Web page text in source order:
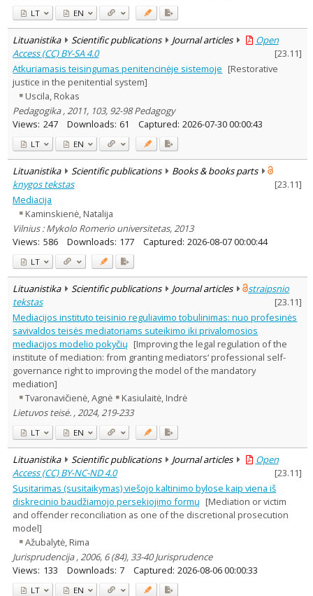
LT EN
Lituanistika Scientific publications Journal articles
Open
Access (CC) BY-SA 4.0
[23.11]
Atkuriamasis teisingumas penitencinėje sistemoje [Restorative
justice in the penitential system]
Uscila, Rokas
Pedagogika , 2011, 103, 92-98 Pedagogy
Views: 247 Downloads: 61 Captured: 2026-07-30 00:00:43
LT EN
Lituanistika Scientific publications
Books & books parts
knygos tekstas
[23.11]
Mediacija
Kaminskienė, Natalija
Vilnius : Mykolo Romerio universitetas, 2013
Views: 586 Downloads: 177 Captured: 2026-08-07 00:00:44
LT
Lituanistika Scientific publications Journal articles
straipsnio
tekstas
[23.11]
Mediacijos instituto teisinio reguliavimo tobulinimas: nuo profesinės
savivaldos teisės mediatoriams suteikimo iki privalomosios
mediacijos modelio pokyčių [Improving the legal regulation of the
institute of mediation: from granting mediators‘ professional self-
governance right to improving the model of the mandatory
mediation]
Tvaronavičienė, Agnė
Kasiulaitė, Indrė
Lietuvos teisė. , 2024, 219-233
LT EN
Lituanistika Scientific publications Journal articles
Open
Access (CC) BY-NC-ND 4.0
[23.11]
Susitarimas (susitaikymas) viešojo kaltinimo bylose kaip viena iš
diskrecinio baudžiamojo persekiojimo formų [Mediation or victim
and offender reconciliation as one of the discretional prosecution
model]
Ažubalytė, Rima
Jurisprudencija , 2006, 6 (84), 33-40 Jurisprudence
Views: 133 Downloads: 7 Captured: 2026-08-06 00:00:33
LT EN